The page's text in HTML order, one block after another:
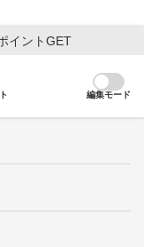
イントGET
編集モード